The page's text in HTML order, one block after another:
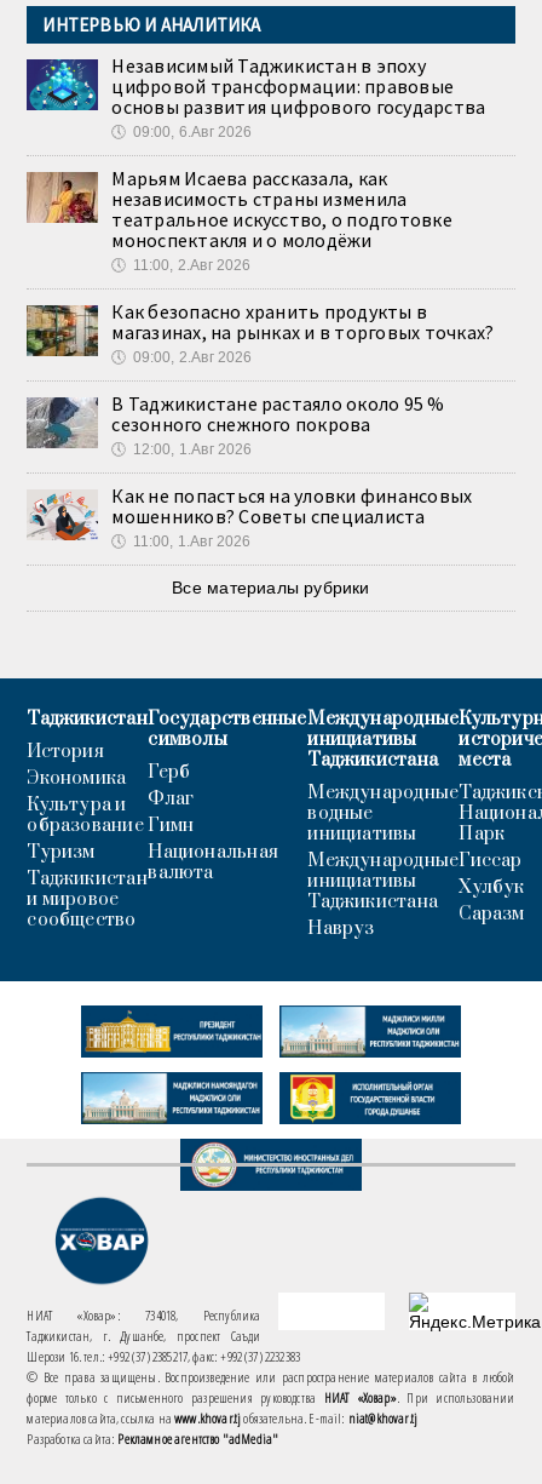
ИНТЕРВЬЮ И АНАЛИТИКА
Независимый Таджикистан в эпоху
цифровой трансформации: правовые
основы развития цифрового государства
🕔 09:00, 6.Авг 2026
Марьям Исаева рассказала, как
независимость страны изменила
театральное искусство, о подготовке
моноспектакля и о молодёжи
🕔 11:00, 2.Авг 2026
Как безопасно хранить продукты в
магазинах, на рынках и в торговых точках?
🕔 09:00, 2.Авг 2026
В Таджикистане растаяло около 95 %
сезонного снежного покрова
🕔 12:00, 1.Авг 2026
Как не попасться на уловки финансовых
мошенников? Советы специалиста
🕔 11:00, 1.Авг 2026
Все материалы рубрики
Таджикистан
История
Экономика
Культура и
образование
Туризм
Таджикистан
и мировое
сообщество
Государственные
символы
Герб
Флаг
Гимн
Национальная
валюта
Международные
инициативы
Таджикистана
Международные
водные
инициативы
Международные
инициативы
Таджикистана
Навруз
места
Парк
Гиссар
Хулбук
Саразм
НИАТ «Ховар»: 734018, Республика
Таджикистан, г. Душанбе, проспект Саъди
Шерози 16. тел.: +992 (37) 2385217, факс: +992 (37) 2232383
© Все права защищены. Воспроизведение или распространение материалов сайта в любой
форме только с письменного разрешения руководства НИАТ «Ховар». При использовании
материалов сайта, ссылка наwww.khovar.tjобязательна. E-mail: niat@khovar.tj
Разработка сайта: Рекламное агентство "adMedia"